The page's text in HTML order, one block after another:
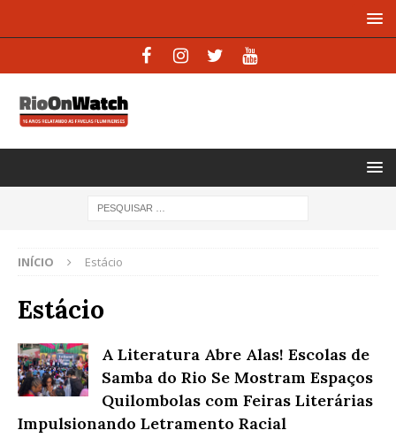
INÍCIO Estácio
Estácio
A Literatura Abre Alas! Escolas de
Samba do Rio Se Mostram Espaços
Quilombolas com Feiras Literárias
Impulsionando Letramento Racial